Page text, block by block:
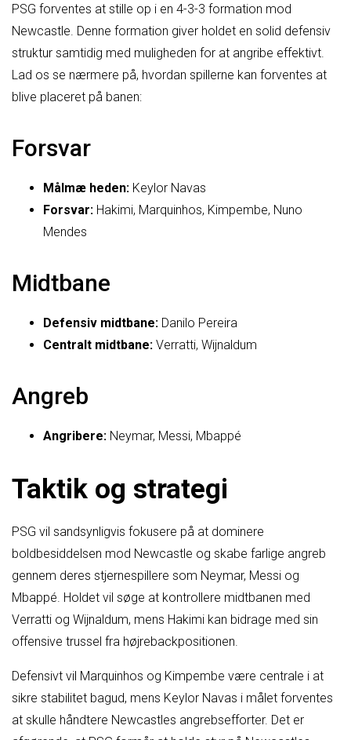
PSG forventes at stille op i en 4-3-3 formation mod
Newcastle. Denne formation giver holdet en solid defensiv
struktur samtidig med muligheden for at angribe effektivt.
Lad os se nærmere på, hvordan spillerne kan forventes at
blive placeret på banen:
Forsvar
Målmæ heden: Keylor Navas
Forsvar: Hakimi, Marquinhos, Kimpembe, Nuno
Mendes
Midtbane
Defensiv midtbane: Danilo Pereira
Centralt midtbane: Verratti, Wijnaldum
Angreb
Angribere: Neymar, Messi, Mbappé
Taktik og strategi
PSG vil sandsynligvis fokusere på at dominere
boldbesiddelsen mod Newcastle og skabe farlige angreb
gennem deres stjernespillere som Neymar, Messi og
Mbappé. Holdet vil søge at kontrollere midtbanen med
Verratti og Wijnaldum, mens Hakimi kan bidrage med sin
offensive trussel fra højrebackpositionen.
Defensivt vil Marquinhos og Kimpembe være centrale i at
sikre stabilitet bagud, mens Keylor Navas i målet forventes
at skulle håndtere Newcastles angrebsefforter. Det er